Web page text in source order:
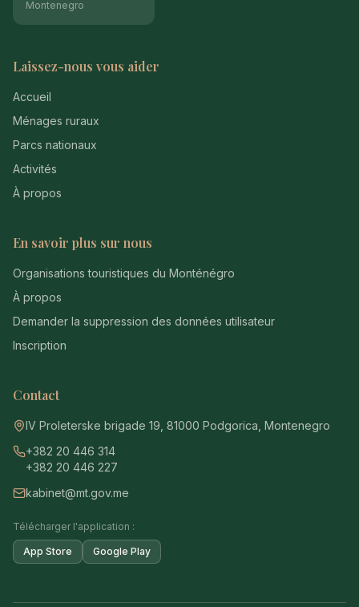
Montenegro
Laissez-nous vous aider
Accueil
Ménages ruraux
Parcs nationaux
Activités
À propos
En savoir plus sur nous
Organisations touristiques du Monténégro
À propos
Demander la suppression des données utilisateur
Inscription
Contact
IV Proleterske brigade 19, 81000 Podgorica, Montenegro
+382 20 446 314
+382 20 446 227
kabinet@mt.gov.me
Télécharger l'application :
App Store Google Play